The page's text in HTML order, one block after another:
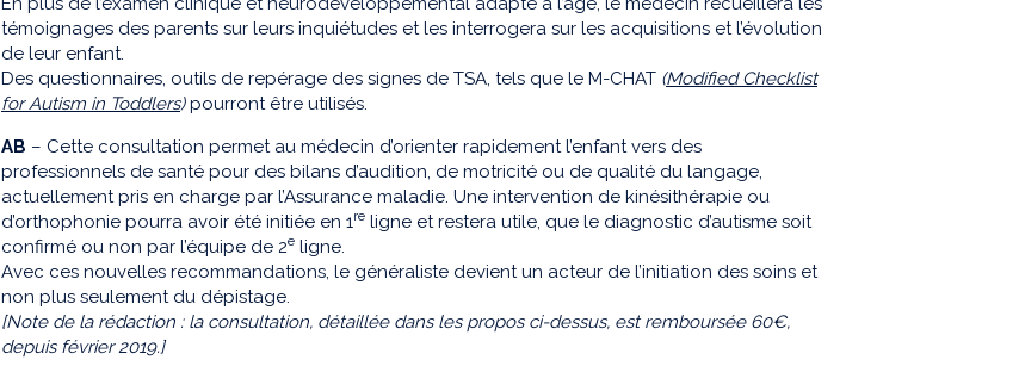
témoignages des parents sur leurs inquiétudes et les interrogera sur les acquisitions et l’évolution
de leur enfant.
Des questionnaires, outils de repérage des signes de TSA, tels que le M-CHAT (Modified Checklist
for Autism in Toddlers)pourront être utilisés.
AB – Cette consultation permet au médecin d’orienter rapidement l’enfant vers des
professionnels de santé pour des bilans d’audition, de motricité ou de qualité du langage,
actuellement pris en charge par l’Assurance maladie. Une intervention de kinésithérapie ou
d’orthophonie pourra avoir été initiée en 1re ligne et restera utile, que le diagnostic d’autisme soit
confirmé ou non par l’équipe de 2e ligne.
Avec ces nouvelles recommandations, le généraliste devient un acteur de l’initiation des soins et
non plus seulement du dépistage.
[Note de la rédaction : la consultation, détaillée dans les propos ci-dessus, est remboursée 60€,
depuis février 2019.]